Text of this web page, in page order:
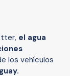
el agua
los vehículos